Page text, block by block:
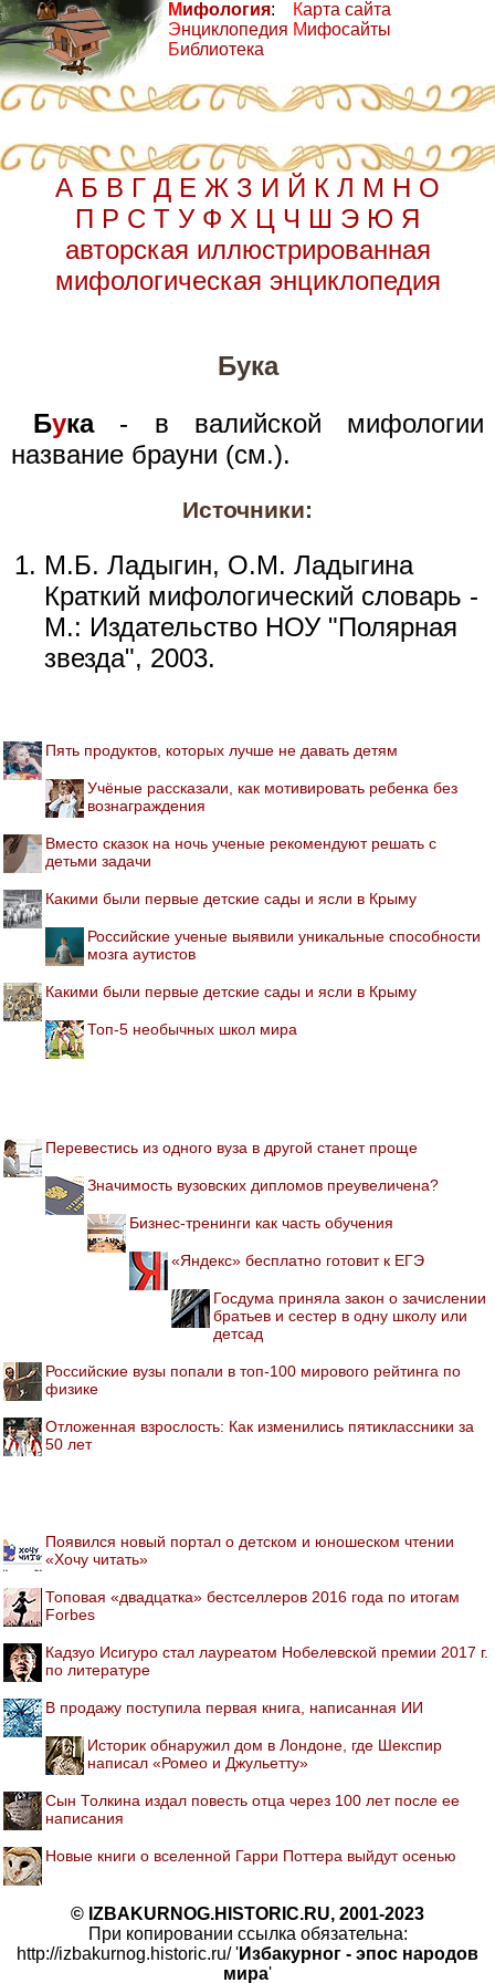
Мифология:
Энциклопедия
Библиотека
Карта сайта
Мифосайты
А Б В Г Д Е Ж З И Й К Л М Н О
П Р С Т У Ф Х Ц Ч Ш Э Ю Я
авторская иллюстрированная
мифологическая энциклопедия
Бука
Бука- в валийской мифологии
название брауни (см.).
Источники:
М.Б. Ладыгин, О.М. Ладыгина
Краткий мифологический словарь -
М.: Издательство НОУ "Полярная
звезда", 2003.
Пять продуктов, которых лучше не давать детям
Учёные рассказали, как мотивировать ребенка без
вознаграждения
Вместо сказок на ночь ученые рекомендуют решать с
детьми задачи
Какими были первые детские сады и ясли в Крыму
Российские ученые выявили уникальные способности
мозга аутистов
Какими были первые детские сады и ясли в Крыму
Топ-5 необычных школ мира
Перевестись из одного вуза в другой станет проще
Значимость вузовских дипломов преувеличена?
Бизнес-тренинги как часть обучения
«Яндекс» бесплатно готовит к ЕГЭ
Госдума приняла закон о зачислении
братьев и сестер в одну школу или
детсад
Российские вузы попали в топ-100 мирового рейтинга по
физике
Отложенная взрослость: Как изменились пятиклассники за
50 лет
Появился новый портал о детском и юношеском чтении
«Хочу читать»
Топовая «двадцатка» бестселлеров 2016 года по итогам
Forbes
Кадзуо Исигуро стал лауреатом Нобелевской премии 2017 г.
по литературе
В продажу поступила первая книга, написанная ИИ
Историк обнаружил дом в Лондоне, где Шекспир
написал «Ромео и Джульетту»
Сын Толкина издал повесть отца через 100 лет после ее
написания
Новые книги о вселенной Гарри Поттера выйдут осенью
© IZBAKURNOG.HISTORIC.RU, 2001-2023
При копировании ссылка обязательна:
http://izbakurnog.historic.ru/ 'Избакурног - эпос народов
мира'